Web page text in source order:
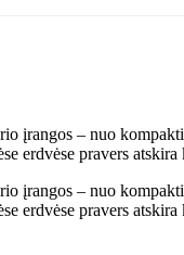
įrangos – nuo
erdvėse pravers
įrangos – nuo
erdvėse pravers